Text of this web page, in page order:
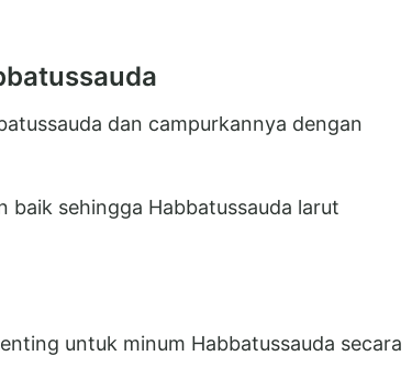
dan campurkannya dengan
baik sehingga Habbatussauda larut
untuk minum Habbatussauda secara